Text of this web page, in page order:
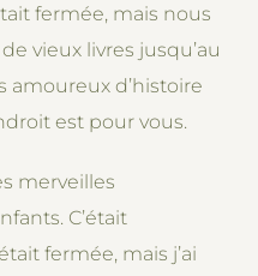
fermée, mais nous
vieux livres jusqu’au
amoureux d’histoire
est pour vous.
merveilles
C’était
fermée, mais j’ai